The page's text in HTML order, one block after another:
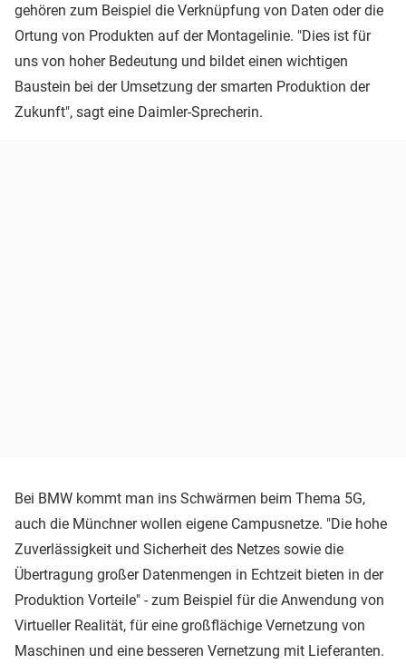
gehören zum Beispiel die Verknüpfung von Daten oder die
Ortung von Produkten auf der Montagelinie. "Dies ist für
uns von hoher Bedeutung und bildet einen wichtigen
Baustein bei der Umsetzung der smarten Produktion der
Zukunft", sagt eine Daimler-Sprecherin.
Bei BMW kommt man ins Schwärmen beim Thema 5G,
auch die Münchner wollen eigene Campusnetze. "Die hohe
Zuverlässigkeit und Sicherheit des Netzes sowie die
Übertragung großer Datenmengen in Echtzeit bieten in der
Produktion Vorteile" - zum Beispiel für die Anwendung von
Virtueller Realität, für eine großflächige Vernetzung von
Maschinen und eine besseren Vernetzung mit Lieferanten.